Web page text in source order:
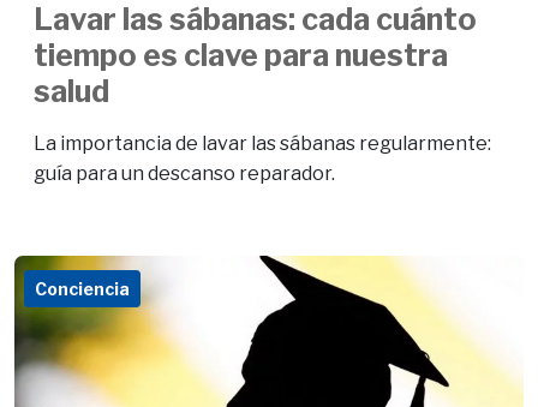
Lavar las sábanas: cada cuánto
tiempo es clave para nuestra
salud
La importancia de lavar las sábanas regularmente:
guía para un descanso reparador.
Conciencia